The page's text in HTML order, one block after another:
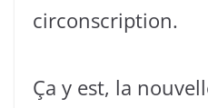
circonscription.
Ça y est, la